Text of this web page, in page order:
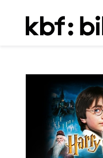
Przejdź do treści